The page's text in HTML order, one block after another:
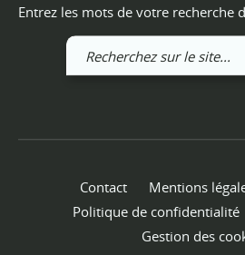
Entrez les mots de votre recherche
Recherchez
sur
Contact
Mentions
Politique de confidentialité
Gestion des